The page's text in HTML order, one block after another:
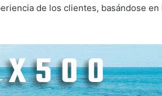
de los clientes, basándose en